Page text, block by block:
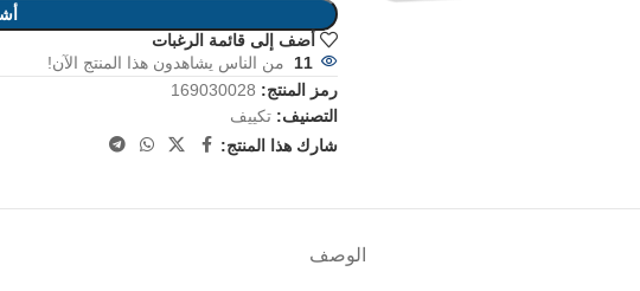
أضف إلى قائمة الرغبات
11 من الناس يشاهدون هذا المنتج الآن!
رمز المنتج: 169030028
التصنيف: تكييف
شارك هذا المنتج:
الوصف